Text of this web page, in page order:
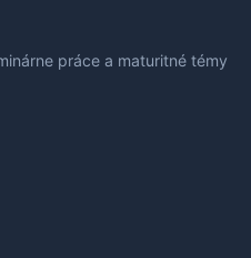
práce a maturitné témy